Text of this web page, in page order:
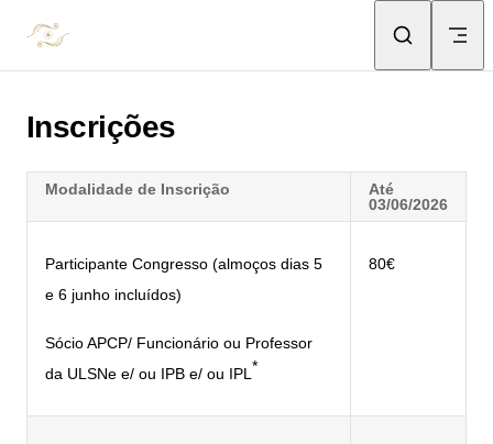
Skip to content
Inscrições
Modalidade de Inscrição
Até
03/06/2026
Participante Congresso (almoços dias 5
e 6 junho incluídos)
Sócio APCP/ Funcionário ou Professor
da ULSNe e/ ou IPB e/ ou IPL *
80€